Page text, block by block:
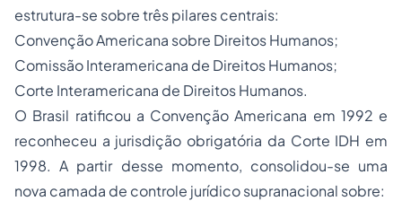
estrutura-se sobre três pilares centrais:
Convenção Americana sobre Direitos Humanos;
Comissão Interamericana de Direitos Humanos;
Corte Interamericana de Direitos Humanos.
O Brasil ratificou a Convenção Americana em 1992 e
reconheceu a jurisdição obrigatória da Corte IDH em
1998. A partir desse momento, consolidou-se uma
nova camada de controle jurídico supranacional sobre: